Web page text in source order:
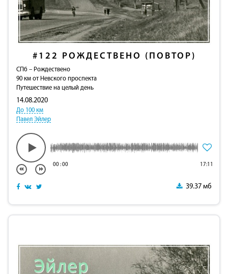
#122 РОЖДЕСТВЕНО (ПОВТОР)
СПб – Рождествено
90 км от Невского проспекта
Путешествие на целый день
14.08.2020
До 100 км
Павел Эйлер
00:00 17:11
39.37 мб